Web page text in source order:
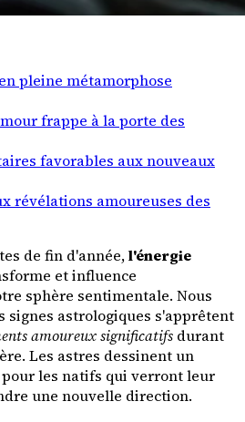
pleine métamorphose
frappe à la porte des
favorables aux nouveaux
révélations amoureuses des
de fin d'année,l'énergie
et influence
sphère sentimentale. Nous
signes astrologiques s'apprêtent
amoureux significatifs durant
Les astres dessinent un
les natifs qui verront leur
une nouvelle direction.